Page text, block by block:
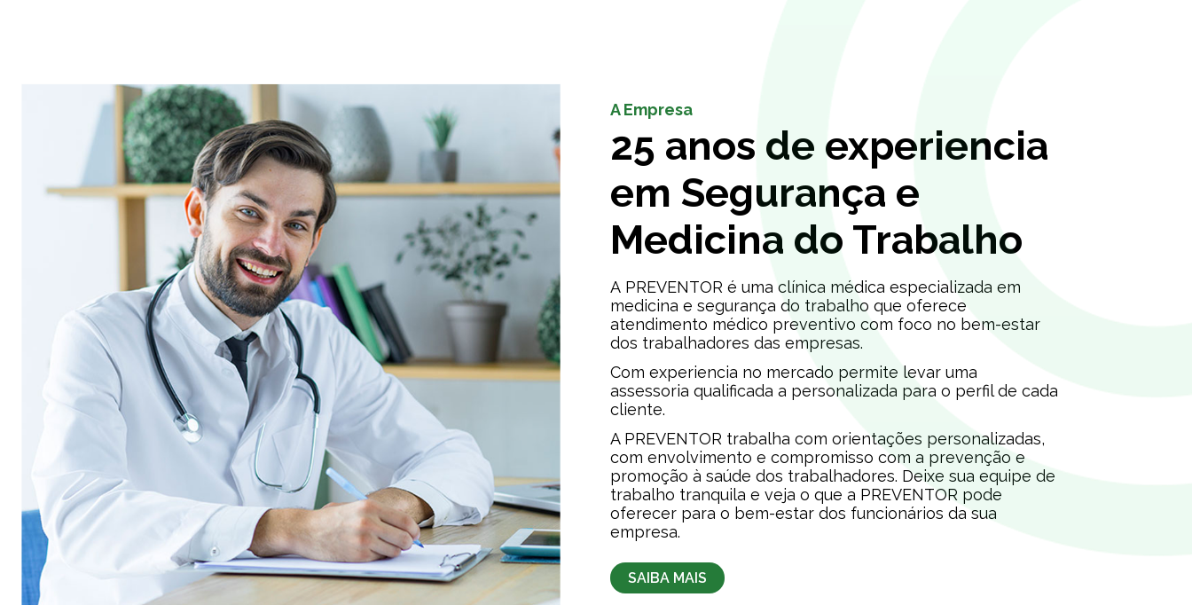
A Empresa
25 anos de experiencia
em Segurança e
Medicina do Trabalho
A PREVENTOR é uma clínica médica especializada em
medicina e segurança do trabalho que oferece
atendimento médico preventivo com foco no bem-estar
dos trabalhadores das empresas.
Com experiencia no mercado permite levar uma
assessoria qualificada a personalizada para o perfil de cada
cliente.
A PREVENTOR trabalha com orientações personalizadas,
com envolvimento e compromisso com a prevenção e
promoção à saúde dos trabalhadores. Deixe sua equipe de
trabalho tranquila e veja o que a PREVENTOR pode
oferecer para o bem-estar dos funcionários da sua
empresa.
SAIBA MAIS